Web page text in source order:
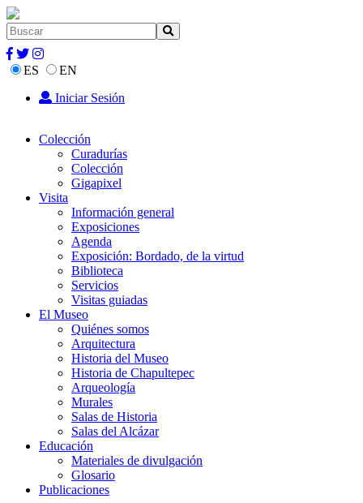
ES
EN
Iniciar Sesión
Colección
Curadurías
Colección
Gigapixel
Visita
Información general
Exposiciones
Agenda
Exposición: Bordado, de la virtud
Biblioteca
Servicios
Visitas guiadas
El Museo
Quiénes somos
Arquitectura
Historia del Museo
Historia de Chapultepec
Arqueología
Murales
Salas de Historia
Salas del Alcázar
Educación
Materiales de divulgación
Glosario
Publicaciones